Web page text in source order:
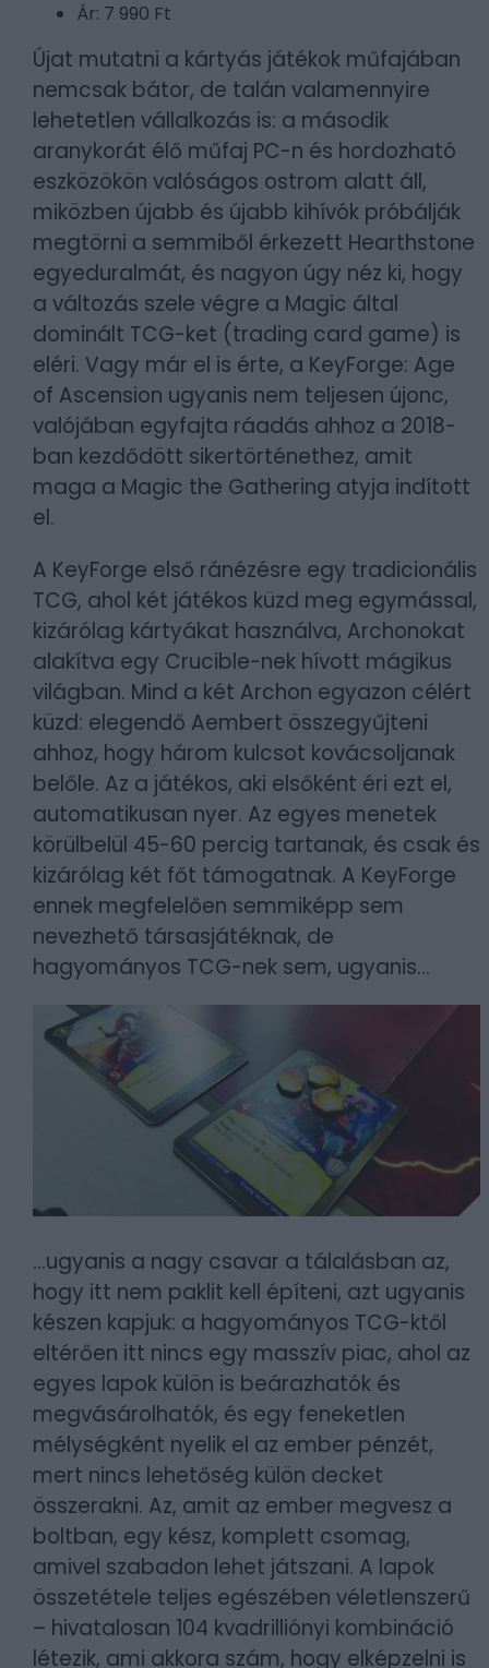
Ár: 7 990 Ft
Újat mutatni a kártyás játékok műfajában
nemcsak bátor, de talán valamennyire
lehetetlen vállalkozás is: a második
aranykorát élő műfaj PC-n és hordozható
eszközökön valóságos ostrom alatt áll,
miközben újabb és újabb kihívók próbálják
megtörni a semmiből érkezett Hearthstone
egyeduralmát, és nagyon úgy néz ki, hogy
a változás szele végre a Magic által
dominált TCG-ket (trading card game) is
eléri. Vagy már el is érte, a KeyForge: Age
of Ascension ugyanis nem teljesen újonc,
valójában egyfajta ráadás ahhoz a 2018-
ban kezdődött sikertörténethez, amit
maga a Magic the Gathering atyja indított
el.
A KeyForge első ránézésre egy tradicionális
TCG, ahol két játékos küzd meg egymással,
kizárólag kártyákat használva, Archonokat
alakítva egy Crucible-nek hívott mágikus
világban. Mind a két Archon egyazon célért
küzd: elegendő Aembert összegyűjteni
ahhoz, hogy három kulcsot kovácsoljanak
belőle. Az a játékos, aki elsőként éri ezt el,
automatikusan nyer. Az egyes menetek
körülbelül 45-60 percig tartanak, és csak és
kizárólag két főt támogatnak. A KeyForge
ennek megfelelően semmiképp sem
nevezhető társasjátéknak, de
hagyományos TCG-nek sem, ugyanis...
...ugyanis a nagy csavar a tálalásban az,
hogy itt nem paklit kell építeni, azt ugyanis
készen kapjuk: a hagyományos TCG-ktől
eltérően itt nincs egy masszív piac, ahol az
egyes lapok külön is beárazhatók és
megvásárolhatók, és egy feneketlen
mélységként nyelik el az ember pénzét,
mert nincs lehetőség külön decket
összerakni. Az, amit az ember megvesz a
boltban, egy kész, komplett csomag,
amivel szabadon lehet játszani. A lapok
összetétele teljes egészében véletlenszerű
– hivatalosan 104 kvadrilliónyi kombináció
létezik, ami akkora szám, hogy elképzelni is